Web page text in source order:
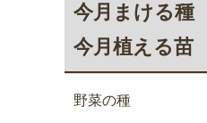
今月まける種
今月植える苗
野菜の種